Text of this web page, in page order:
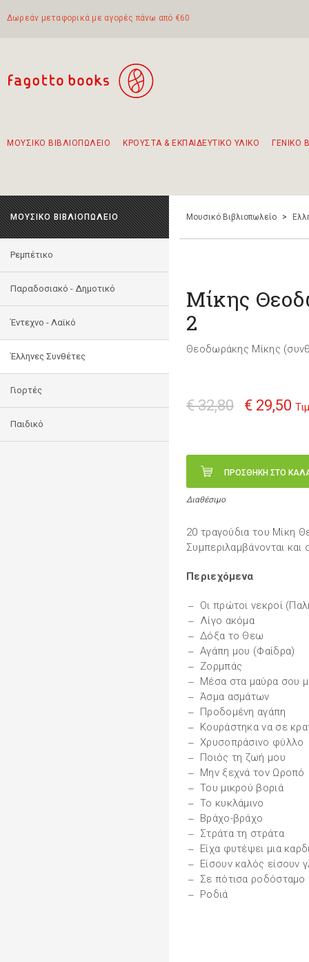
Δωρεάν μεταφορικά με αγορές πάνω από €60
ΜΟΥΣΙΚΟ ΒΙΒΛΙΟΠΩΛΕΙΟ ΚΡΟΥΣΤΑ & ΕΚΠΑΙΔΕΥΤΙΚΟ ΥΛΙΚΟ ΓΕΝΙΚΟ
ΜΟΥΣΙΚΟ ΒΙΒΛΙΟΠΩΛΕΙΟ
Ρεμπέτικο
Παραδοσιακό - Δημοτικό
Έντεχνο - Λαϊκό
Έλληνες Συνθέτες
Γιορτές
Παιδικό
Μουσικό Βιβλιοπωλείο >
Μίκης
2
Θεοδωράκης Μίκης
€ 32,80 € 29,50
ΠΡΟΣΘΗΚΗ ΣΤΟ
Διαθέσιμο
20 τραγούδια του Μίκη
Συμπεριλαμβάνονται και
Περιεχόμενα
Οι πρώτοι νεκροί
Λίγο ακόμα
Δόξα το Θεω
Αγάπη μου (Φαίδρα)
Ζορμπάς
Μέσα στα μαύρα σου
Άσμα ασμάτων
Προδομένη αγάπη
Κουράστηκα να σε
Χρυσοπράσινο φύλλο
Ποιός τη ζωή μου
Μην ξεχνά τον Ωροπό
Του μικρού βοριά
Το κυκλάμινο
Βράχο-βράχο
Στράτα τη στράτα
Είχα φυτέψει μια
Είσουν καλός είσουν
Σε πότισα ροδόσταμο
Ροδιά